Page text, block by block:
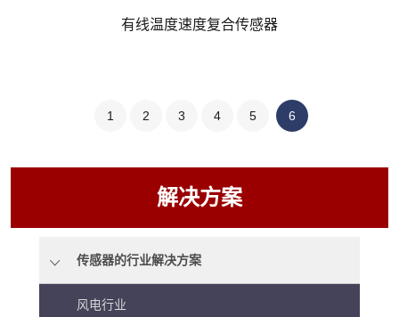
有线温度速度复合传感器
1 2 3 4 5 6
解决方案
传感器的行业解决方案
风电行业